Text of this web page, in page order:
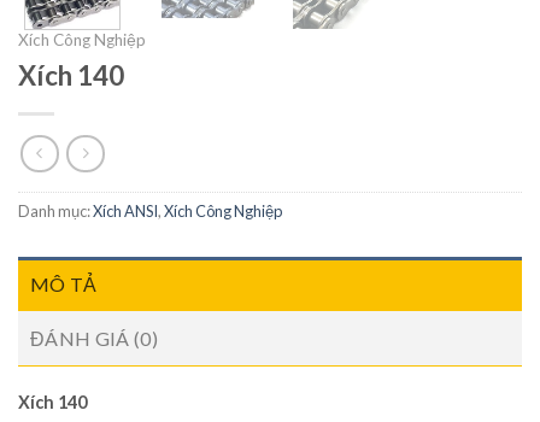
Xích Công Nghiệp
Xích 140
Danh mục:Xích ANSI,Xích Công Nghiệp
MÔ TẢ
ĐÁNH GIÁ (0)
Xích 140